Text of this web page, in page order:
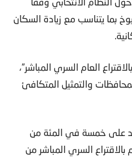
بما يتناسب مع زيادة السكان
من عدد لا يقل عن 450 عضوا ينتخبون بالاقتراع العام السري المباشر”،
والتمثيل المتكافئ
لا يزيد على خمسة في المئة من
فلا يقل عدد الأعضاء عن 180، ينتخب ثلثاهم بالاقتراع السري المباشر من